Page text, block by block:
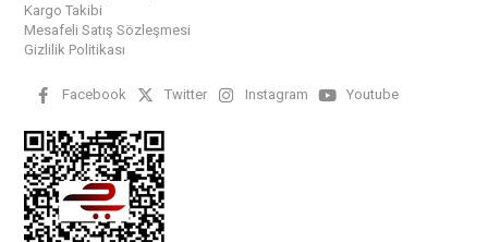
Kargo Takibi
Mesafeli Satış Sözleşmesi
Gizlilik Politikası
Facebook Twitter Instagram Youtube